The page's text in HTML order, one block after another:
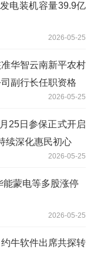
电装机容量39.9亿
2026-05-25
华智云南新平农村
副行长任职资格
2026-05-25
25日参保正式开启
续深化惠民初心
2026-05-25
能蒙电等多股涨停
2026-05-25
牛软件出席共探转